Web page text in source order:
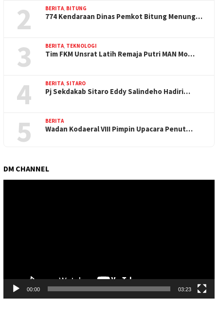
2 BERITA BITUNG
774 Kendaraan Dinas Pemkot Bitung Menung…
3 BERITA TEKNOLOGI
Tim FKM Unsrat Latih Remaja Putri MAN Mo…
4 BERITA SITARO
Pj Sekdakab Sitaro Eddy Salindeho Hadiri…
5 BERITA
Wadan Kodaeral VIII Pimpin Upacara Penut…
DM CHANNEL
00:00 03:23